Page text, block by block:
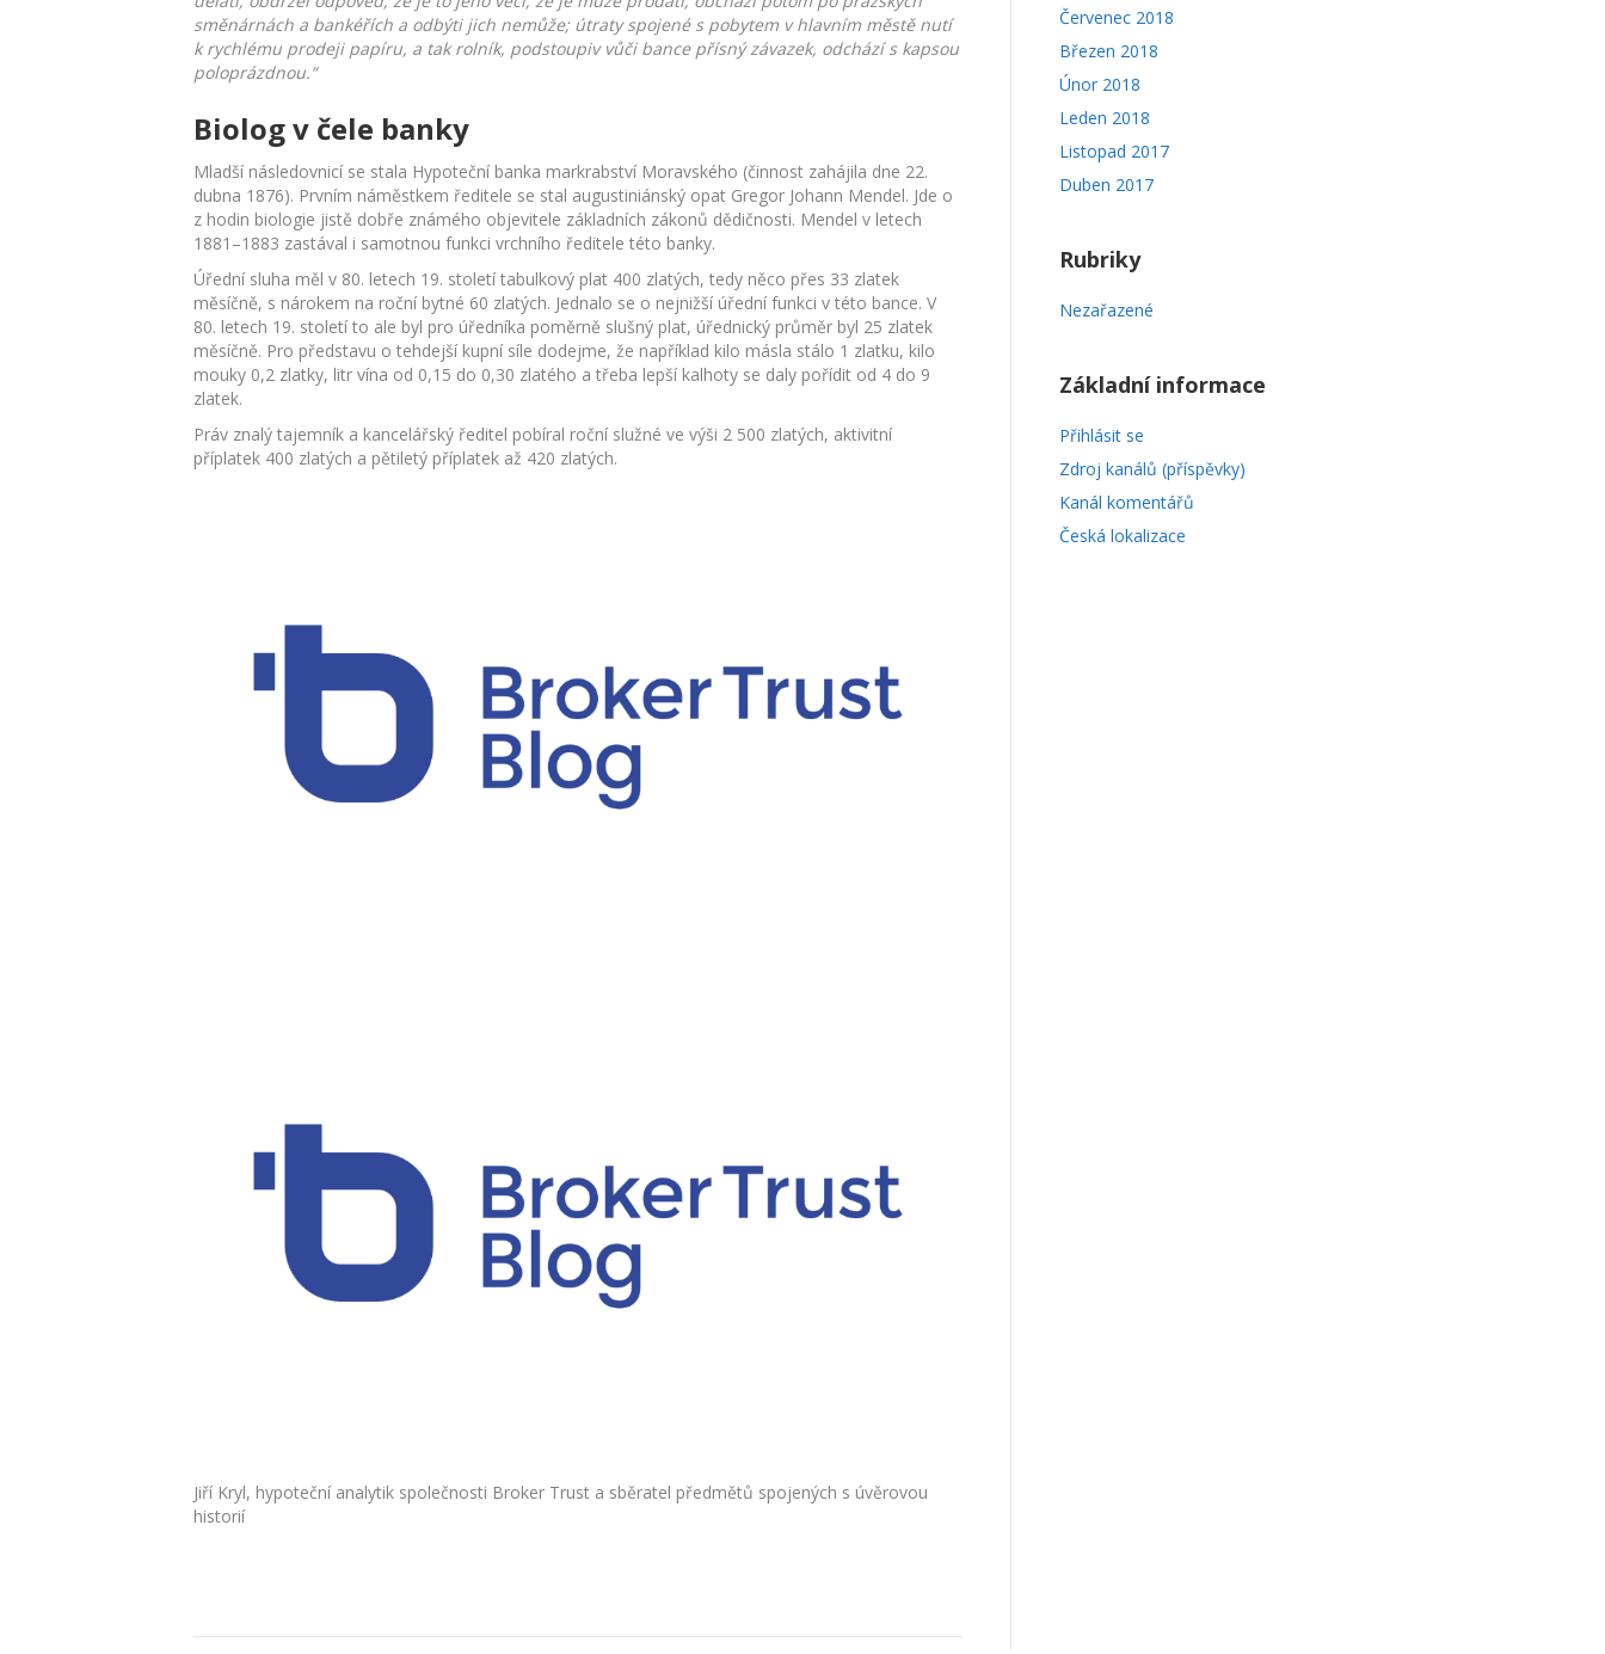
směnárnách a bankéřích a odbýti jich nemůže; útraty spojené s pobytem v hlavním městě nutí
k rychlému prodeji papíru, a tak rolník, podstoupiv vůči bance přísný závazek, odchází s kapsou
poloprázdnou.“
Biolog v čele banky
Mladší následovnicí se stala Hypoteční banka markrabství Moravského (činnost zahájila dne 22.
dubna 1876). Prvním náměstkem ředitele se stal augustiniánský opat Gregor Johann Mendel. Jde o
z hodin biologie jistě dobře známého objevitele základních zákonů dědičnosti. Mendel v letech
1881–1883 zastával i samotnou funkci vrchního ředitele této banky.
Úřední sluha měl v 80. letech 19. století tabulkový plat 400 zlatých, tedy něco přes 33 zlatek
měsíčně, s nárokem na roční bytné 60 zlatých. Jednalo se o nejnižší úřední funkci v této bance. V
80. letech 19. století to ale byl pro úředníka poměrně slušný plat, úřednický průměr byl 25 zlatek
měsíčně. Pro představu o tehdejší kupní síle dodejme, že například kilo másla stálo 1 zlatku, kilo
mouky 0,2 zlatky, litr vína od 0,15 do 0,30 zlatého a třeba lepší kalhoty se daly pořídit od 4 do 9
zlatek.
Práv znalý tajemník a kancelářský ředitel pobíral roční služné ve výši 2 500 zlatých, aktivitní
příplatek 400 zlatých a pětiletý příplatek až 420 zlatých.
Jiří Kryl, hypoteční analytik společnosti Broker Trust a sběratel předmětů spojených s úvěrovou
historií
Červenec 2018
Březen 2018
Únor 2018
Leden 2018
Listopad 2017
Duben 2017
Rubriky
Nezařazené
Základní informace
Přihlásit se
Zdroj kanálů (příspěvky)
Kanál komentářů
Česká lokalizace